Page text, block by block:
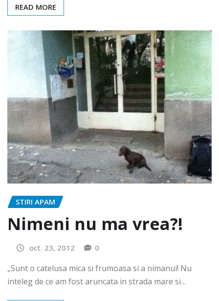
READ MORE
STIRI APAM
Nimeni nu ma vrea?!
oct. 23, 2012 0
„Sunt o catelusa mica si frumoasa si a nimanui! Nu
inteleg de ce am fost aruncata in strada mare si…